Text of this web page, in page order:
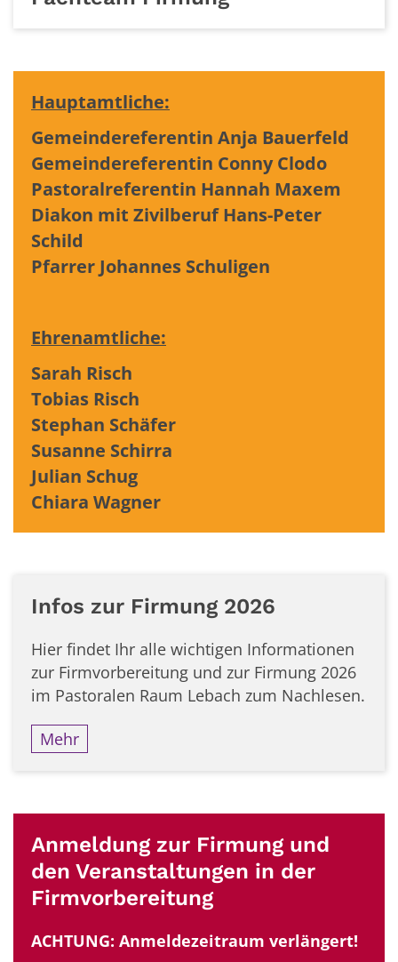
Hauptamtliche:
Gemeindereferentin Anja Bauerfeld
Gemeindereferentin Conny Clodo
Pastoralreferentin Hannah Maxem
Diakon mit Zivilberuf Hans-Peter
Schild
Pfarrer Johannes Schuligen
Ehrenamtliche:
Sarah Risch
Tobias Risch
Stephan Schäfer
Susanne Schirra
Julian Schug
Chiara Wagner
Infos zur Firmung 2026
Hier findet Ihr alle wichtigen Informationen
zur Firmvorbereitung und zur Firmung 2026
im Pastoralen Raum Lebach zum Nachlesen.
Mehr
Anmeldung zur Firmung und
den Veranstaltungen in der
Firmvorbereitung
ACHTUNG: Anmeldezeitraum verlängert!